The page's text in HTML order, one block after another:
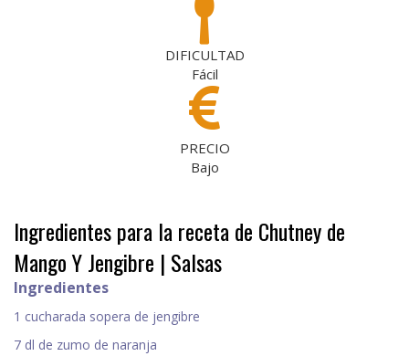
DIFICULTAD
Fácil
PRECIO
Bajo
Ingredientes para la receta de Chutney de
Mango Y Jengibre | Salsas
Ingredientes
1 cucharada sopera de jengibre
7 dl de zumo de naranja